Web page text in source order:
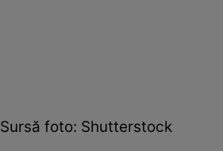
Sursă foto: Shutterstock